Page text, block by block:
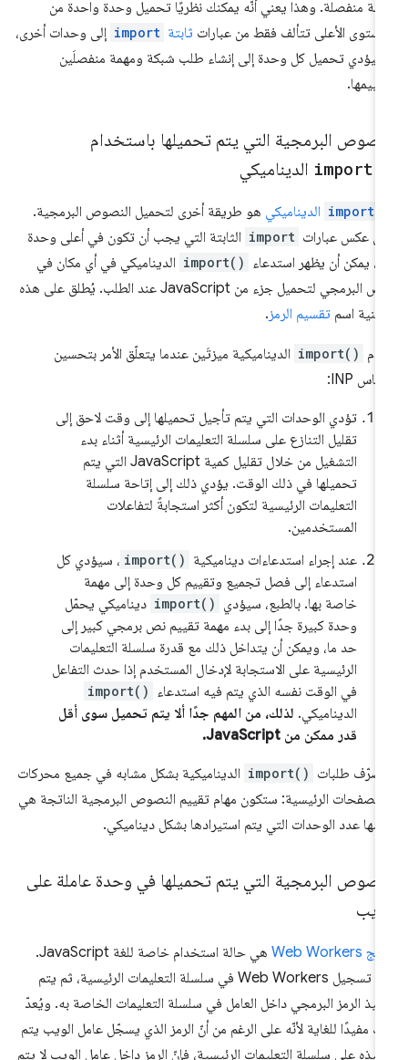
منفصلة. وهذا يعني أنّه يمكنك نظريًا تحميل وحدة واحدة من
الأعلى تتألف فقط من عباراتثابتة import إلى وحدات أخرى،
تحميل كل وحدة إلى إنشاء طلب شبكة ومهمة منفصلَين
البرمجية التي يتم تحميلها باستخدام
import(الديناميكي
الديناميكيهو طريقة أخرى لتحميل النصوص البرمجية.
عكس عبارات import الثابتة التي يجب أن تكون في أعلى وحدة
import() الديناميكي في أي مكان في
النص البرمجي لتحميل جزء من JavaScript عند الطلب. يُطلق على هذه
اسمتقسيم الرمز.
import() الديناميكية ميزتَين عندما يتعلّق الأمر بتحسين
تؤدي الوحدات التي يتم تأجيل تحميلها إلى وقت لاحق إلى
تقليل التنازع على سلسلة التعليمات الرئيسية أثناء بدء
التشغيل من خلال تقليل كمية JavaScript التي يتم
تحميلها في ذلك الوقت. يؤدي ذلك إلى إتاحة سلسلة
التعليمات الرئيسية لتكون أكثر استجابةً لتفاعلات
المستخدمين.
عند إجراء استدعاءات ديناميكية import() ، سيؤدي كل
استدعاء إلى فصل تجميع وتقييم كل وحدة إلى مهمة
خاصة بها. بالطبع، سيؤدي import() ديناميكي يحمّل
وحدة كبيرة جدًا إلى بدء مهمة تقييم نص برمجي كبير إلى
حد ما، ويمكن أن يتداخل ذلك مع قدرة سلسلة التعليمات
الرئيسية على الاستجابة لإدخال المستخدم إذا حدث التفاعل
في الوقت نفسه الذي يتم فيه استدعاء import()
الديناميكي.لذلك، من المهم جدًا ألا يتم تحميل سوى أقل
قدر ممكن من JavaScript.
طلبات import() الديناميكية بشكل مشابه في جميع محركات
الرئيسية: ستكون مهام تقييم النصوص البرمجية الناتجة هي
عدد الوحدات التي يتم استيرادها بشكل ديناميكي.
البرمجية التي يتم تحميلها في وحدة عاملة على
هي حالة استخدام خاصة للغة JavaScript.
يتم تسجيل Web Workers في سلسلة التعليمات الرئيسية، ثم يتم
الرمز البرمجي داخل العامل في سلسلة التعليمات الخاصة به. ويُعدّ
مفيدًا للغاية لأنّه على الرغم من أنّ الرمز الذي يسجّل عامل الويب يتم
على سلسلة التعليمات الرئيسية، فإنّ الرمز داخل عامل الويب لا يتم